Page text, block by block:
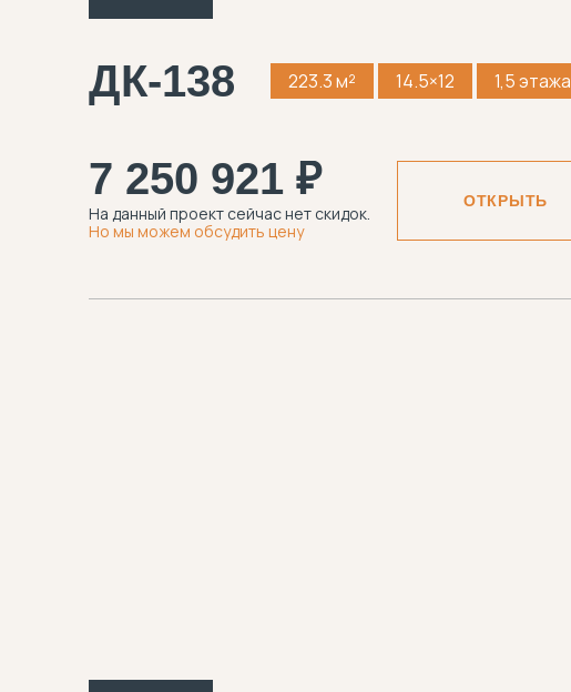
ДК-138 223.3 м² 14.5×12 1,5 этажа
7 250 921 ₽
На данный проект сейчас нет скидок.
Но мы можем обсудить цену
ОТКРЫТЬ